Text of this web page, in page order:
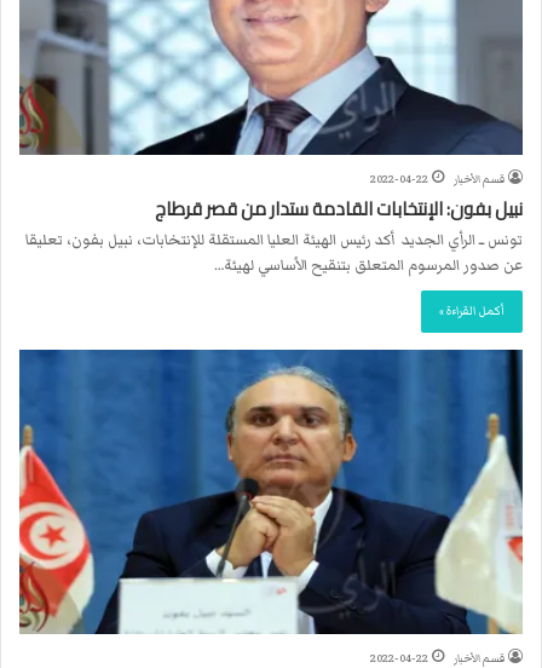
قسم الأخبار 2022-04-22
نبيل بفون: الإنتخابات القادمة ستدار من قصر قرطاج
تونس ــ الرأي الجديد أكد رئيس الهيئة العليا المستقلة للإنتخابات، نبيل بفون، تعليقا
عن صدور المرسوم المتعلق بتنقيح الأساسي لهيئة…
أكمل القراءة »
قسم الأخبار 2022-04-22